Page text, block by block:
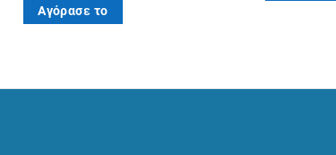
Αγόρασε το